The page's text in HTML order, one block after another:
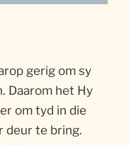
gerig om sy
Daarom het Hy
om tyd in die
deur te bring.